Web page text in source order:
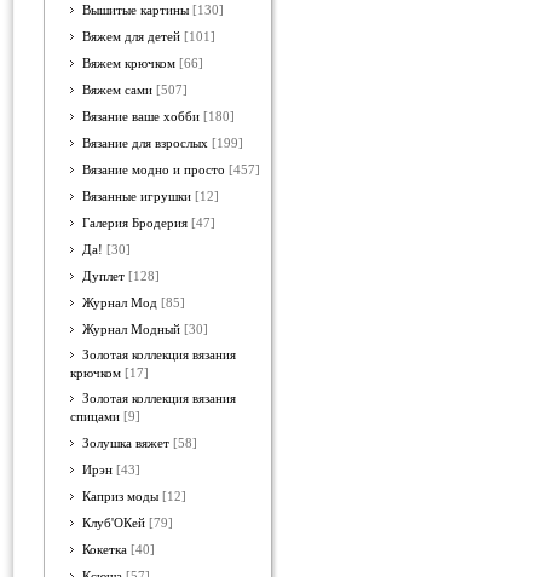
Вышитые картины [130]
Вяжем для детей [101]
Вяжем крючком [66]
Вяжем сами [507]
Вязание ваше хобби [180]
Вязание для взрослых [199]
Вязание модно и просто [457]
Вязанные игрушки [12]
Галерия Бродерия [47]
Да! [30]
Дуплет [128]
Журнал Мод [85]
Журнал Модный [30]
Золотая коллекция вязания
крючком [17]
Золотая коллекция вязания
спицами [9]
Золушка вяжет [58]
Ирэн [43]
Каприз моды [12]
Клуб'ОКей [79]
Кокетка [40]